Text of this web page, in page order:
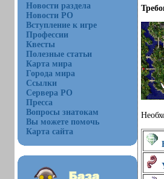
Новости раздела
Новости РО
Вступление к игре
Профессии
Квесты
Полезные статьи
Карта мира
Города мира
Ссылки
Сервера РО
Пресса
Вопросы знатокам
Вы можете помочь
Карта сайта